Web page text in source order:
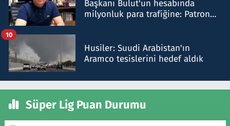
Başkanı Bulut'un hesabında
milyonluk para trafiğine: Patron
Husiler: Suudi Arabistan'ın
Aramco tesislerini hedef aldık
10
Süper Lig Puan Durumu